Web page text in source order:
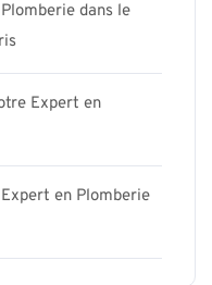
dans le
Expert en
en Plomberie